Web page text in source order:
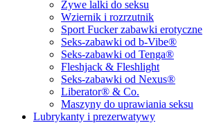
Żywe lalki do seksu
Wziernik i rozrzutnik
Sport Fucker zabawki erotyczne
Seks-zabawki od b-Vibe®
Seks-zabawki od Tenga®
Fleshjack & Fleshlight
Seks-zabawki od Nexus®
Liberator® & Co.
Maszyny do uprawiania seksu
Lubrykanty i prezerwatywy